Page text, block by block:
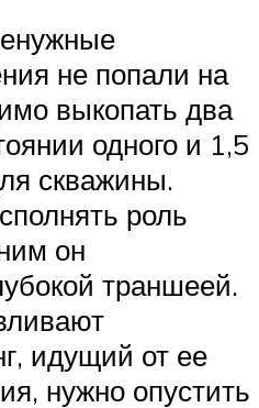
не попали на
выкопать два
одного и 1,5
скважины.
роль
он
траншеей.
идущий от ее
нужно опустить